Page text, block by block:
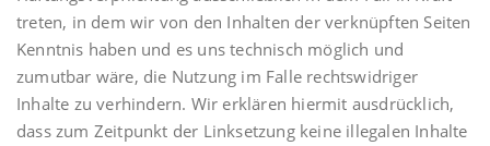
treten, in dem wir von den Inhalten der verknüpften Seiten
Kenntnis haben und es uns technisch möglich und
zumutbar wäre, die Nutzung im Falle rechtswidriger
Inhalte zu verhindern. Wir erklären hiermit ausdrücklich,
dass zum Zeitpunkt der Linksetzung keine illegalen Inhalte